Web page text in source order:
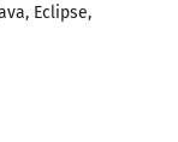
Eclipse,